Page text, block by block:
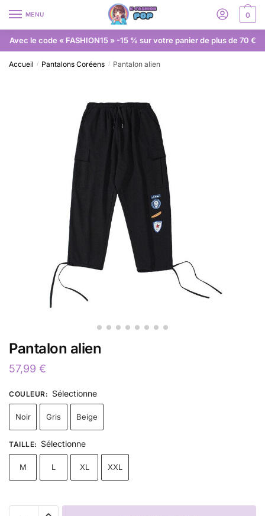
MENU 0
Avec le code « FASHION15 » -15 % sur votre panier de plus de 70 €
Accueil / Pantalons Coréens / Pantalon alien
Pantalon alien
57,99 €
COULEUR: Sélectionne
Noir Gris Beige
TAILLE: Sélectionne
M L XL XXL